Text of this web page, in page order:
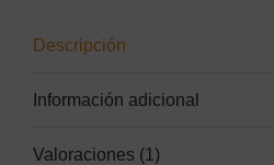
Descripción
Información adicional
Valoraciones (1)